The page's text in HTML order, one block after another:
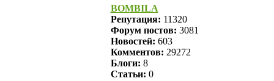
BOMBILA
Репутация: 11320
Форум постов: 3081
Новостей: 603
Комментов: 29272
Блоги: 8
Статьи: 0